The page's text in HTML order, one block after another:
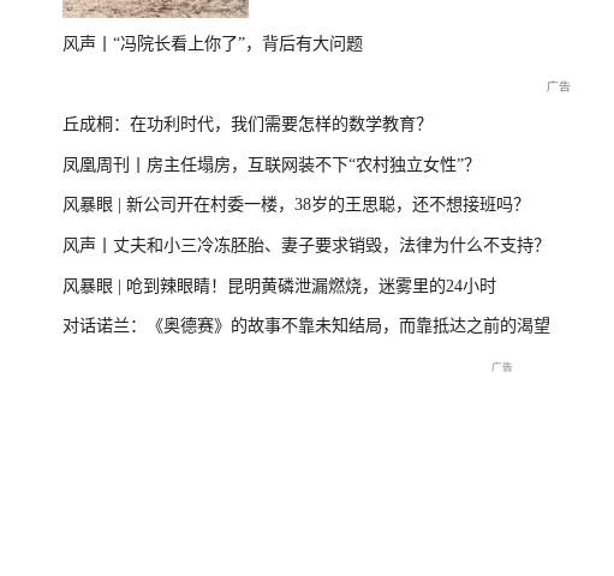
风声丨“冯院长看上你了”，背后有大问题
丘成桐：在功利时代，我们需要怎样的数学教育？
凤凰周刊丨房主任塌房，互联网装不下“农村独立女性”？
风暴眼 | 新公司开在村委一楼，38岁的王思聪，还不想接班吗？
风声丨丈夫和小三冷冻胚胎、妻子要求销毁，法律为什么不支持？
风暴眼 | 呛到辣眼睛！昆明黄磷泄漏燃烧，迷雾里的24小时
对话诺兰：《奥德赛》的故事不靠未知结局，而靠抵达之前的渴望
交流现场
年大会特别报道
播